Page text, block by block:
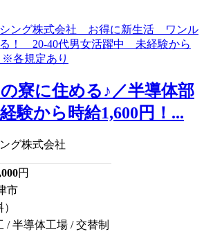
寮に住める♪／半導体部
験から時給1,600円！...
グ株式会社
円
市
/ 半導体工場 / 交替制